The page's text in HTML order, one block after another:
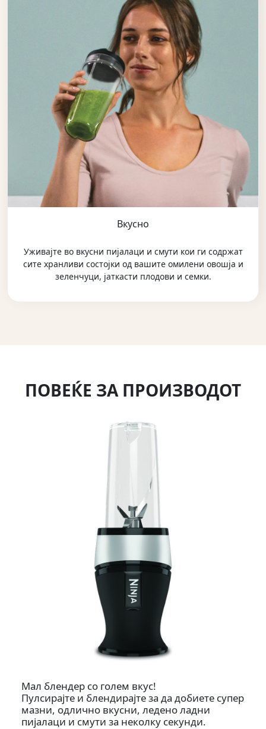
Вкусно
Уживајте во вкусни пијалаци и смути кои ги содржат
сите хранливи состојки од вашите омилени овошја и
зеленчуци, јаткасти плодови и семки.
ПОВЕЌЕ ЗА ПРОИЗВОДОТ
Мал блендер со голем вкус!
Пулсирајте и блендирајте за да добиете супер
мазни, одлично вкусни, ледено ладни
пијалаци и смути за неколку секунди.